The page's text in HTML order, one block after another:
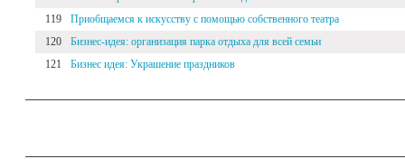
119
Приобщаемся к искусству с помощью собственного театра
120
Бизнес-идея: организация парка отдыха для всей семьи
121
Бизнес идея: Украшение праздников